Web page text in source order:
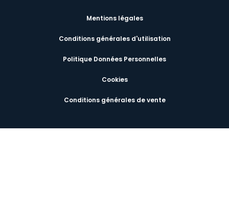
Mentions légales
Conditions générales d'utilisation
Politique Données Personnelles
Cookies
Conditions générales de vente